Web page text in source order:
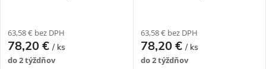
63,58 € bez DPH
78,20 €/ ks
do 2 týždňov
63,58 € bez DPH
78,20 €/ ks
do 2 týždňov